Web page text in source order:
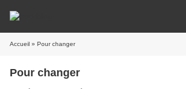
Accueil » Pour changer
Pour changer